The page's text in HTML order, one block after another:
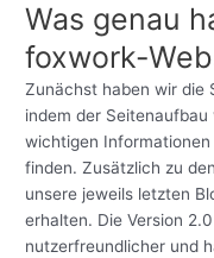
Was genau
foxwork-
Zunächst haben wir die
indem der
wichtigen
finden. Zusätzlich zu
unsere jeweils letzten
erhalten. Die Version
nutzerfreundlicher und